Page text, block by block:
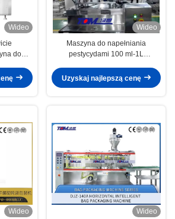
Wideo
do
ml
Wideo
Maszyna do napełniania
pestycydami 100 ml-1L
napełniania tłokami Dwie głowice
Uzyskaj najlepszą cenę
Wideo
Wideo